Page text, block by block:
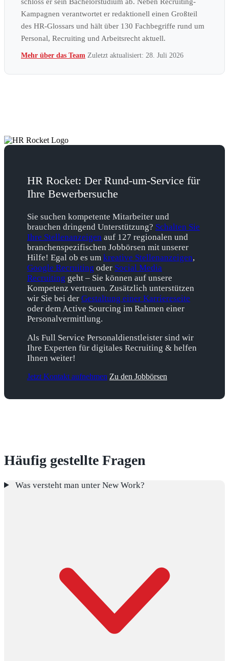
schloss er sein Bachelorstudium ab. Neben Recruiting-
Kampagnen verantwortet er redaktionell einen Großteil
des HR-Glossars und hält über 130 Fachbegriffe rund um
Personal, Recruiting und Arbeitsrecht aktuell.
Mehr über das Team Zuletzt aktualisiert: 28. Juli 2026
HR Rocket: Der Rund-um-Service für
Ihre Bewerbersuche
Sie suchen kompetente Mitarbeiter und
brauchen dringend Unterstützung? Schalten Sie
Ihre Stellenanzeigen auf 127 regionalen und
branchenspezifischen Jobbörsen mit unserer
Hilfe! Egal ob es um kreative Stellenanzeigen,
Google Recruiting oder Social Media
Recruiting geht – Sie können auf unsere
Kompetenz vertrauen. Zusätzlich unterstützen
wir Sie bei der Gestaltung einer Karriereseite
oder dem Active Sourcing im Rahmen einer
Personalvermittlung.
Als Full Service Personaldienstleister sind wir
Ihre Experten für digitales Recruiting & helfen
Ihnen weiter!
Jetzt Kontakt aufnehmen Zu den Jobbörsen
Häufig gestellte Fragen
Was versteht man unter New Work?